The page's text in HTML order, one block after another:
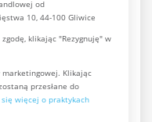
od
10, 44-100 Gliwice
klikając "Rezygnuję" w
Klikając
przesłane do
się więcej o praktykach